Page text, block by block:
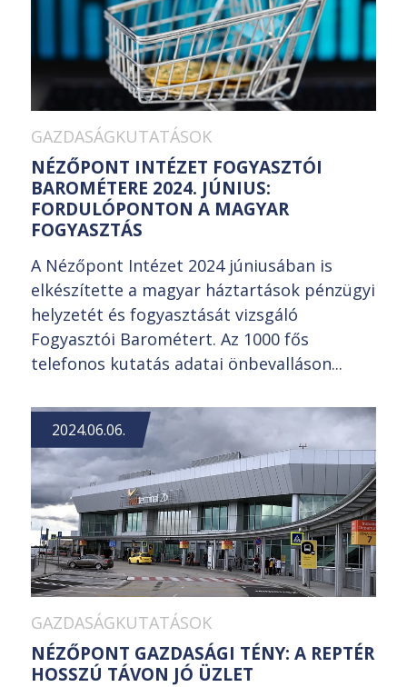
GAZDASÁGKUTATÁSOK
NÉZŐPONT INTÉZET FOGYASZTÓI
BAROMÉTERE 2024. JÚNIUS:
FORDULÓPONTON A MAGYAR
FOGYASZTÁS
A Nézőpont Intézet 2024 júniusában is
elkészítette a magyar háztartások pénzügyi
helyzetét és fogyasztását vizsgáló
Fogyasztói Barométert. Az 1000 fős
telefonos kutatás adatai önbevalláson...
2024.06.06.
GAZDASÁGKUTATÁSOK
NÉZŐPONT GAZDASÁGI TÉNY: A REPTÉR
HOSSZÚ TÁVON JÓ ÜZLET